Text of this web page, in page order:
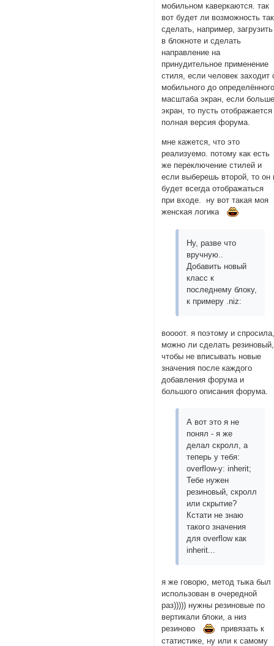
мобильном каверкаются. так
вот будет ли возможность так
сделать, например, загрузить
в блокноте и сделать
направление на
принудительное применение
стиля, если человек заходит
мобильного до
масштаба экран, если
экран, то пусть отображается
полная версия форума.
мне кажется, что это
реализуемо. потому как есть
же переключение стилей и
если выберешь второй, то он
будет всегда отображаться
при входе. ну вот такая моя
женская логика
Ну, разве что
вручную..
Добавить новый
класс к
последнему блоку,
к примеру .niz:
воооот. я поэтому и
можно ли сделать резиновый,
чтобы не вписывать новые
значения после каждого
добавления форума и
большого описания форума.
А вот это я не
понял - я же
делал скролл, а
теперь у тебя:
overflow-y: inherit;
Тебе нужен
резиновый, скролл
или скрытие?
Кстати не знаю
такого значения
для overflow как
inherit...
я же говорю, метод тыка был
использован в очередной
раз))))) нужны резиновые по
вертикали блоки, а низ
резиново
привязать к
статистике, ну или к самому